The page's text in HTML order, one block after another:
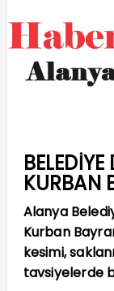
KURBAN
Alanya
Kurban
kesimi,
tavsiyelerde